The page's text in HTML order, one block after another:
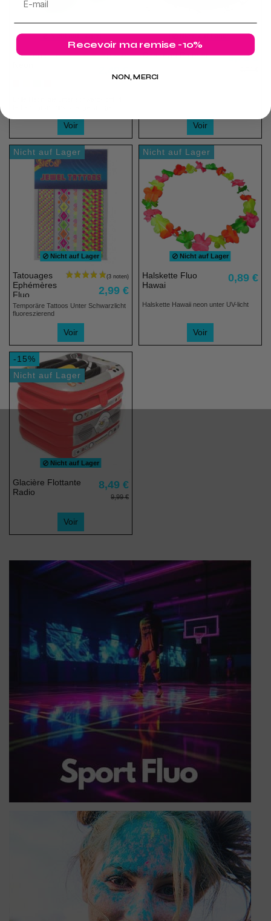
Nicht auf Lager
Sonnenbrille
Voir
Nicht auf Lager
Chapeau Palmier 5,73 €
Voir
Nicht auf Lager
Nicht auf Lager
Tatouages
Ephémères
Fluo
2,99 €
Temporäre Tattoos Unter Schwarzlicht
fluoreszierend
Voir
Nicht auf Lager
Nicht auf Lager
Halskette Fluo
Hawai
0,89 €
Halskette Hawaii neon unter UV-licht
Voir
-15%
Nicht auf Lager
Nicht auf Lager
Glacière Flottante
Radio
8,49 €
9,99 €
Voir
Recevoir ma remise -10%
NON, MERCI